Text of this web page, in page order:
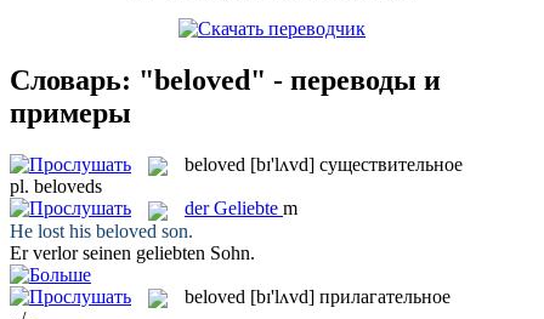
Словарь: "beloved" - переводы и
примеры
beloved [bɪ'lʌvd] существительное
pl. beloveds
derGeliebte m
He lost his beloved son.
Er verlor seinen geliebten Sohn.
beloved [bɪ'lʌvd] прилагательное